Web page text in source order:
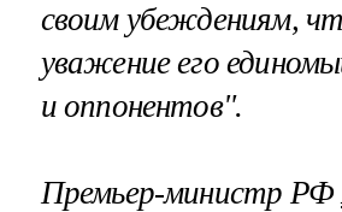
своим убеждениям,
уважение его
и оппонентов".
Премьер-министр РФ